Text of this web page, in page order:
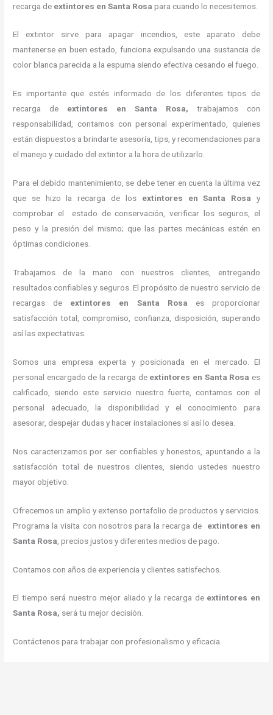
recarga de extintores en Santa Rosapara cuando lo necesitemos.
El extintor sirve para apagar incendios, este aparato debe
mantenerse en buen estado, funciona expulsando una sustancia de
color blanca parecida a la espuma siendo efectiva cesando el fuego.
Es importante que estés informado de los diferentes tipos de
recarga de extintores en Santa Rosa, trabajamos con
responsabilidad, contamos con personal experimentado, quienes
están dispuestos a brindarte asesoría, tips, y recomendaciones para
el manejo y cuidado del extintor a la hora de utilizarlo.
Para el debido mantenimiento, se debe tener en cuenta la última vez
que se hizo la recarga de los extintores en Santa Rosa y
comprobar el estado de conservación, verificar los seguros, el
peso y la presión del mismo; que las partes mecánicas estén en
óptimas condiciones.
Trabajamos de la mano con nuestros clientes, entregando
resultados confiables y seguros. El propósito de nuestro servicio de
recargas de extintores en Santa Rosa es proporcionar
satisfacción total, compromiso, confianza, disposición, superando
así las expectativas.
Somos una empresa experta y posicionada en el mercado. El
personal encargado de la recarga de extintores en Santa Rosa es
calificado, siendo este servicio nuestro fuerte, contamos con el
personal adecuado, la disponibilidad y el conocimiento para
asesorar, despejar dudas y hacer instalaciones si así lo desea.
Nos caracterizamos por ser confiables y honestos, apuntando a la
satisfacción total de nuestros clientes, siendo ustedes nuestro
mayor objetivo.
Ofrecemos un amplio y extenso portafolio de productos y servicios.
Programa la visita con nosotros para la recarga de extintores en
Santa Rosa , precios justos y diferentes medios de pago.
Contamos con años de experiencia y clientes satisfechos.
El tiempo será nuestro mejor aliado y la recarga de extintores en
Santa Rosa, será tu mejor decisión.
Contáctenos para trabajar con profesionalismo y eficacia.